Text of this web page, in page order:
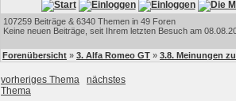
107259 Beiträge & 6340 Themen in 49 Foren
Keine neuen Beiträge, seit Ihrem letzten Besuch am
Forenübersicht » 3. Alfa Romeo GT » 3.8. Meinungen
vorheriges Thema
nächstes
Thema